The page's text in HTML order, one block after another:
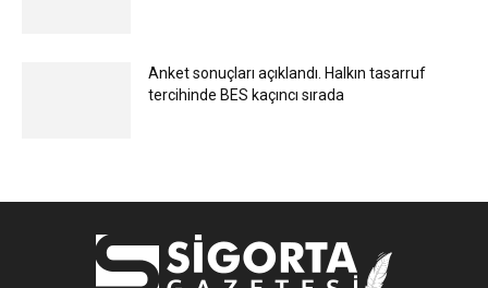
Anket sonuçları açıklandı. Halkın tasarruf
tercihinde BES kaçıncı sırada